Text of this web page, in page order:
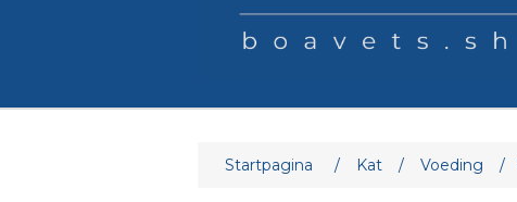
Startpagina / Kat / Voeding /